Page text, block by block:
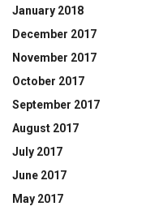
January 2018
December 2017
November 2017
October 2017
September 2017
August 2017
July 2017
June 2017
May 2017